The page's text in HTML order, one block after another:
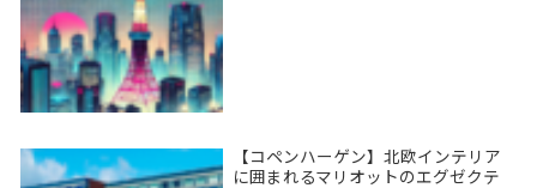
【コペンハーゲン】北欧インテリア
に囲まれるマリオットのエグゼクテ